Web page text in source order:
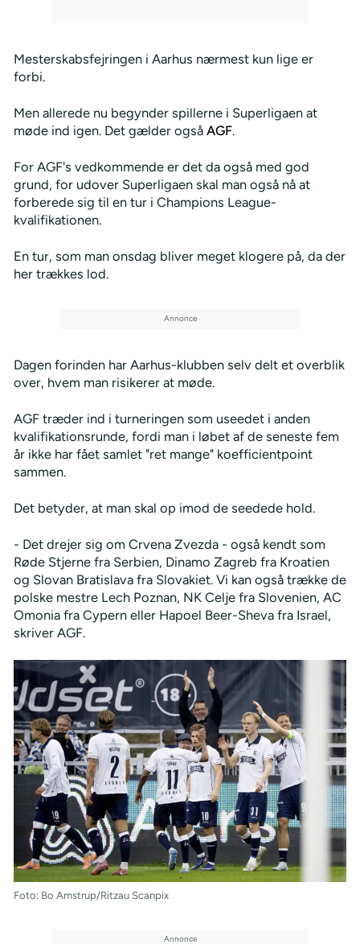
Mesterskabsfejringen i Aarhus nærmest kun lige er
forbi.
Men allerede nu begynder spillerne i Superligaen at
møde ind igen. Det gælder også AGF.
For AGF's vedkommende er det da også med god
grund, for udover Superligaen skal man også nå at
forberede sig til en tur i Champions League-
kvalifikationen.
En tur, som man onsdag bliver meget klogere på, da der
her trækkes lod.
Dagen forinden har Aarhus-klubben selv delt et overblik
over, hvem man risikerer at møde.
AGF træder ind i turneringen som useedet i anden
kvalifikationsrunde, fordi man i løbet af de seneste fem
år ikke har fået samlet "ret mange" koefficientpoint
sammen.
Det betyder, at man skal op imod de seedede hold.
- Det drejer sig om Crvena Zvezda - også kendt som
Røde Stjerne fra Serbien, Dinamo Zagreb fra Kroatien
og Slovan Bratislava fra Slovakiet. Vi kan også trække de
polske mestre Lech Poznan, NK Celje fra Slovenien, AC
Omonia fra Cypern eller Hapoel Beer-Sheva fra Israel,
skriver AGF.
Foto: Bo Amstrup/Ritzau Scanpix